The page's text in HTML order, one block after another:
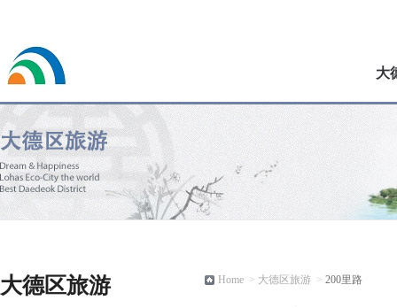
大
大德区旅游 Home > 大德区旅游 > 200里路